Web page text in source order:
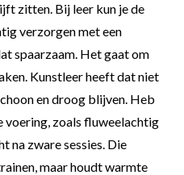
zitten. Bij leer kun je de
verzorgen met een
spaarzaam. Het gaat om
Kunstleer heeft dat niet
en droog blijven. Heb
voering, zoals fluweelachtig
na zware sessies. Die
maar houdt warmte